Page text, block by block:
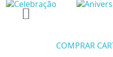
COMPRAR